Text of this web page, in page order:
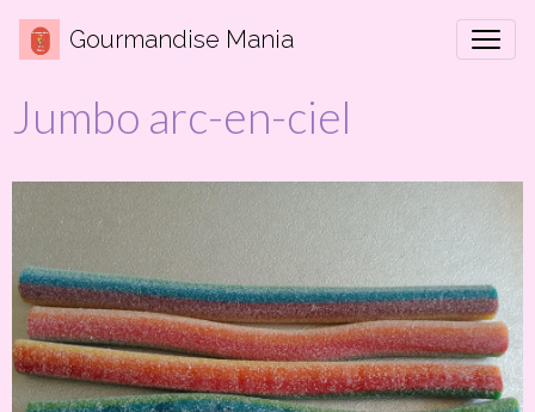
Gourmandise Mania
Jumbo arc-en-ciel